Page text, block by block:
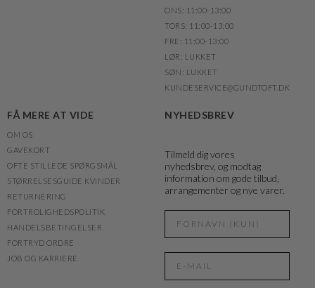
ONS: 11:00-13:00
TORS: 11:00-13:00
FRE: 11:00-13:00
LØR: LUKKET
SØN: LUKKET
KUNDESERVICE@GUNDTOFT.DK
FÅ MERE AT VIDE
OM OS
GAVEKORT
OFTE STILLEDE SPØRGSMÅL
STØRRELSESGUIDE KVINDER
RETURNERING
FORTROLIGHEDSPOLITIK
HANDELSBETINGELSER
FORTRYD ORDRE
JOB OG KARRIERE
NYHEDSBREV
Tilmeld dig vores
nyhedsbrev, og modtag
information om gode tilbud,
arrangementer og nye varer.